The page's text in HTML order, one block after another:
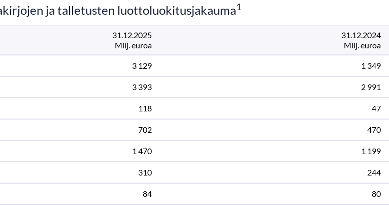
ja talletusten luottoluokitusjakauma1
31.12.2025
Milj. euroa
31.12.2024
Milj. euroa
3 129 1 349
3 393 2 991
118 47
702 470
1 470 1 199
310 244
84 80